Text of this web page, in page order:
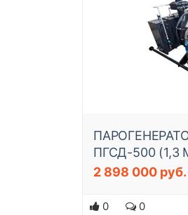
ПГСД-500 (1,3
2 898 000 руб.
0 0